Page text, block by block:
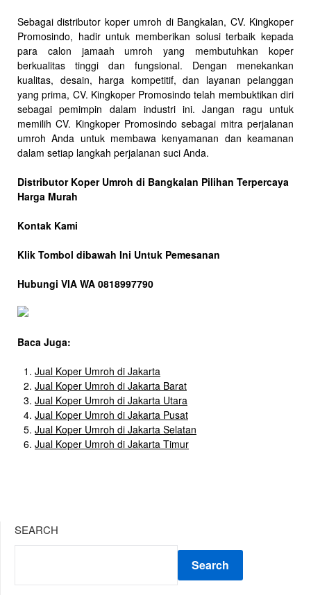
Sebagai distributor koper umroh di Bangkalan, CV. Kingkoper
Promosindo, hadir untuk memberikan solusi terbaik kepada
para calon jamaah umroh yang membutuhkan koper
berkualitas tinggi dan fungsional. Dengan menekankan
kualitas, desain, harga kompetitif, dan layanan pelanggan
yang prima, CV. Kingkoper Promosindo telah membuktikan diri
sebagai pemimpin dalam industri ini. Jangan ragu untuk
memilih CV. Kingkoper Promosindo sebagai mitra perjalanan
umroh Anda untuk membawa kenyamanan dan keamanan
dalam setiap langkah perjalanan suci Anda.
Distributor Koper Umroh di Bangkalan Pilihan Terpercaya
Harga Murah
Kontak Kami
Klik Tombol dibawah Ini Untuk Pemesanan
Hubungi VIA WA 0818997790
Baca Juga:
Jual Koper Umroh di Jakarta
Jual Koper Umroh di Jakarta Barat
Jual Koper Umroh di Jakarta Utara
Jual Koper Umroh di Jakarta Pusat
Jual Koper Umroh di Jakarta Selatan
Jual Koper Umroh di Jakarta Timur
SEARCH
Search